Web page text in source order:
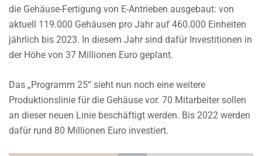
die Gehäuse-Fertigung von E-Antrieben ausgebaut: von
aktuell 119.000 Gehäusen pro Jahr auf 460.000 Einheiten
jährlich bis 2023. In diesem Jahr sind dafür Investitionen in
der Höhe von 37 Millionen Euro geplant.
Das „Programm 25“ sieht nun noch eine weitere
Produktionslinie für die Gehäuse vor. 70 Mitarbeiter sollen
an dieser neuen Linie beschäftigt werden. Bis 2022 werden
dafür rund 80 Millionen Euro investiert.